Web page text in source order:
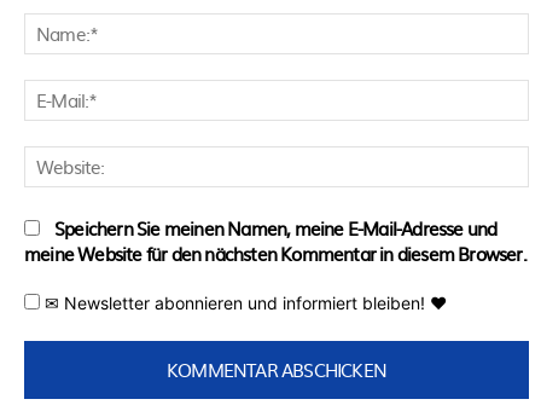
Speichern Sie meinen Namen, meine E-Mail-Adresse und
meine Website für den nächsten Kommentar in diesem Browser.
✉ Newsletter abonnieren und informiert bleiben! ♥